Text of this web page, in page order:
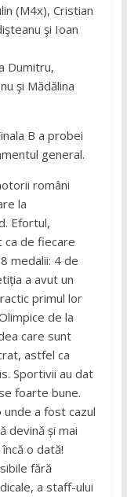
(M4x), Cristian
şi Ioan
Dumitru,
şi Mădălina
B a probei
general.
români
la
Efortul,
ca de fiecare
medalii: 4 de
a avut un
primul lor
de la
care sunt
astfel ca
Sportivii au dat
foarte bune.
a fost cazul
devină și mai
o dată!
fără
a staff-ului